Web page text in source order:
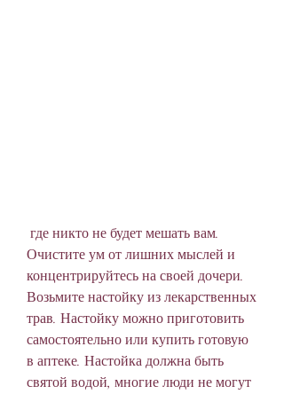
Очистите ум от лишних мыслей и
концентрируйтесь на своей дочери.
Возьмите настойку из лекарственных
трав. Настойку можно приготовить
самостоятельно или купить готовую
в аптеке. Настойка должна быть
святой водой, многие люди не могут